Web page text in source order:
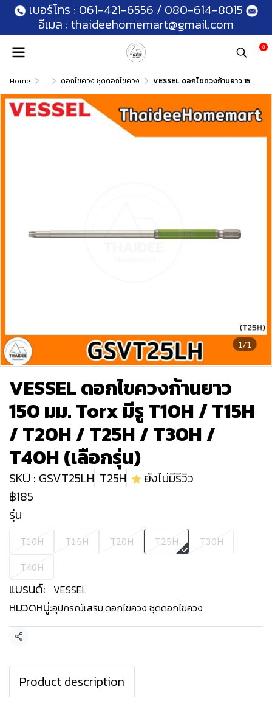
เบอร์โทร : 061-421-6556 / 080-614-8015
อีเมล : thaideehomemart@gmail.com
0
Home ... ดอกไขควง ชุดดอกไขควง VESSEL ดอกไขควงก้านยาว 150 มม. Torx มีรู T10H / T15H / T20H / T25H / T30H / T40H (เลือกรุ่น)
1/1
VESSEL ดอกไขควงก้านยาว
150 มม. Torx มีรู T10H / T15H
/ T20H / T25H / T30H /
T40H (เลือกรุ่น)
SKU : GSVT25LH T25H
ยังไม่มีรีวิว
฿185
รุ่น
T10H T15H T20H T25H
T30H
T40H
แบรนด์: VESSEL
หมวดหมู่:อุปกรณ์เสริม,ดอกไขควง ชุดดอกไขควง
แชร์
Product description